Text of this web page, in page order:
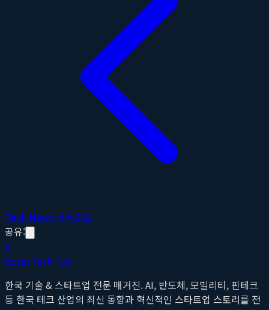
Tech News 목록으로
공유:
K
KoreaTechHub
한국 기술 & 스타트업 전문 매거진. AI, 반도체, 모빌리티, 핀테크
등 한국 테크 산업의 최신 동향과 혁신적인 스타트업 스토리를 전